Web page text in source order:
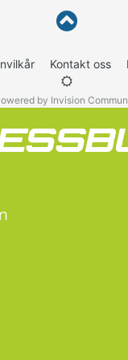
Kontakt oss
by Invision